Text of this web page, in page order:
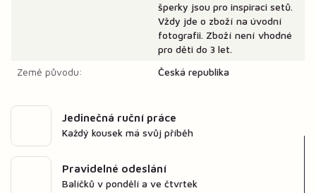
šperky jsou pro inspiraci setů.
Vždy jde o zboží na úvodní
fotografii. Zboží není vhodné
pro děti do 3 let.
Země původu:
Česká republika
Jedinečná ruční práce
Každý kousek má svůj příběh
Pravidelné odeslání
Balíčků v pondělí a ve čtvrtek